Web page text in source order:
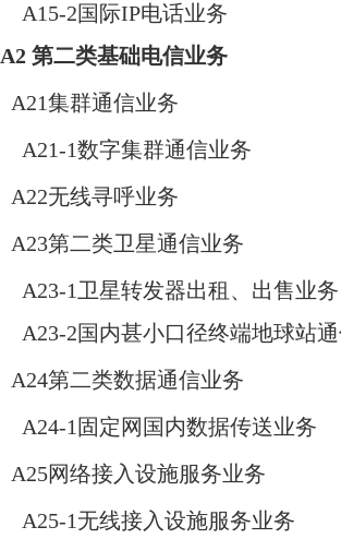
A15-2国际IP电话业务
A2 第二类基础电信业务
A21集群通信业务
A21-1数字集群通信业务
A22无线寻呼业务
A23第二类卫星通信业务
A23-1 卫星转发器出租、出售业务
A23-2国内甚小口径终端地球站
A24第二类数据通信业务
A24-1 固定网国内数据传送业务
A25网络接入设施服务业务
A25-1无线接入设施服务业务